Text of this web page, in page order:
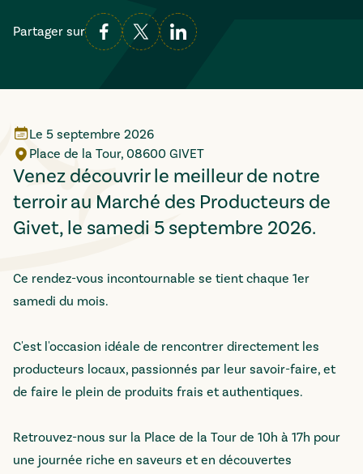
Partager sur
Le 5 septembre 2026
Place de la Tour, 08600 GIVET
Venez découvrir le meilleur de notre
terroir au Marché des Producteurs de
Givet, le samedi 5 septembre 2026.
Ce rendez-vous incontournable se tient chaque 1er
samedi du mois.
C'est l'occasion idéale de rencontrer directement les
producteurs locaux, passionnés par leur savoir-faire, et
de faire le plein de produits frais et authentiques.
Retrouvez-nous sur la Place de la Tour de 10h à 17h pour
une journée riche en saveurs et en découvertes